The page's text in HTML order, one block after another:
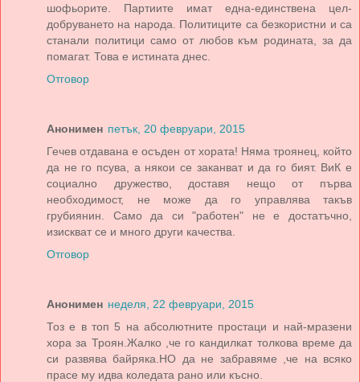
шофьорите. Партиите имат една-единствена цел-
добруването на народа. Политиците са безкористни и са
станали политици само от любов към родината, за да
помагат. Това е истината днес.
Отговор
Анонимен петък, 20 февруари, 2015
Гечев отдавана е осъден от хората! Няма троянец, който
да не го псува, а някои се заканват и да го бият. ВиК е
социално дружество, доставя нещо от първа
необходимост, не може да го управлява такъв
грубиянин. Само да си "работен" не е достатъчно,
изискват се и много други качества.
Отговор
Анонимен неделя, 22 февруари, 2015
Тоз е в топ 5 на абсолютните простаци и най-мразени
хора за Троян.Жалко ,че го кандилкат толкова време да
си развява байряка.НО да не забравяме ,че на всяко
прасе му идва коледата рано или късно.